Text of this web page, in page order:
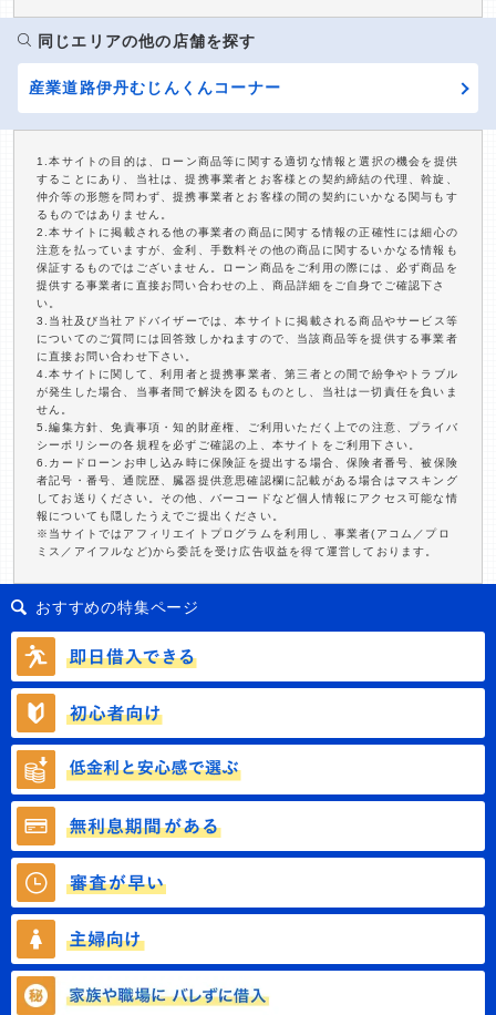
同じエリアの他の店舗を探す
産業道路伊丹むじんくんコーナー
1.本サイトの目的は、ローン商品等に関する適切な情報と選択の機会を提供
することにあり、当社は、提携事業者とお客様との契約締結の代理、斡旋、
仲介等の形態を問わず、提携事業者とお客様の間の契約にいかなる関与もす
るものではありません。
2.本サイトに掲載される他の事業者の商品に関する情報の正確性には細心の
注意を払っていますが、金利、手数料その他の商品に関するいかなる情報も
保証するものではございません。ローン商品をご利用の際には、必ず商品を
提供する事業者に直接お問い合わせの上、商品詳細をご自身でご確認下さ
い。
3.当社及び当社アドバイザーでは、本サイトに掲載される商品やサービス等
についてのご質問には回答致しかねますので、当該商品等を提供する事業者
に直接お問い合わせ下さい。
4.本サイトに関して、利用者と提携事業者、第三者との間で紛争やトラブル
が発生した場合、当事者間で解決を図るものとし、当社は一切責任を負いま
せん。
5.編集方針、免責事項・知的財産権、ご利用いただく上での注意、プライバ
シーポリシーの各規程を必ずご確認の上、本サイトをご利用下さい。
6.カードローンお申し込み時に保険証を提出する場合、保険者番号、被保険
者記号・番号、通院歴、臓器提供意思確認欄に記載がある場合はマスキング
してお送りください。その他、バーコードなど個人情報にアクセス可能な情
報についても隠したうえでご提出ください。
※当サイトではアフィリエイトプログラムを利用し、事業者(アコム／プロ
ミス／アイフルなど)から委託を受け広告収益を得て運営しております。
おすすめの特集ページ